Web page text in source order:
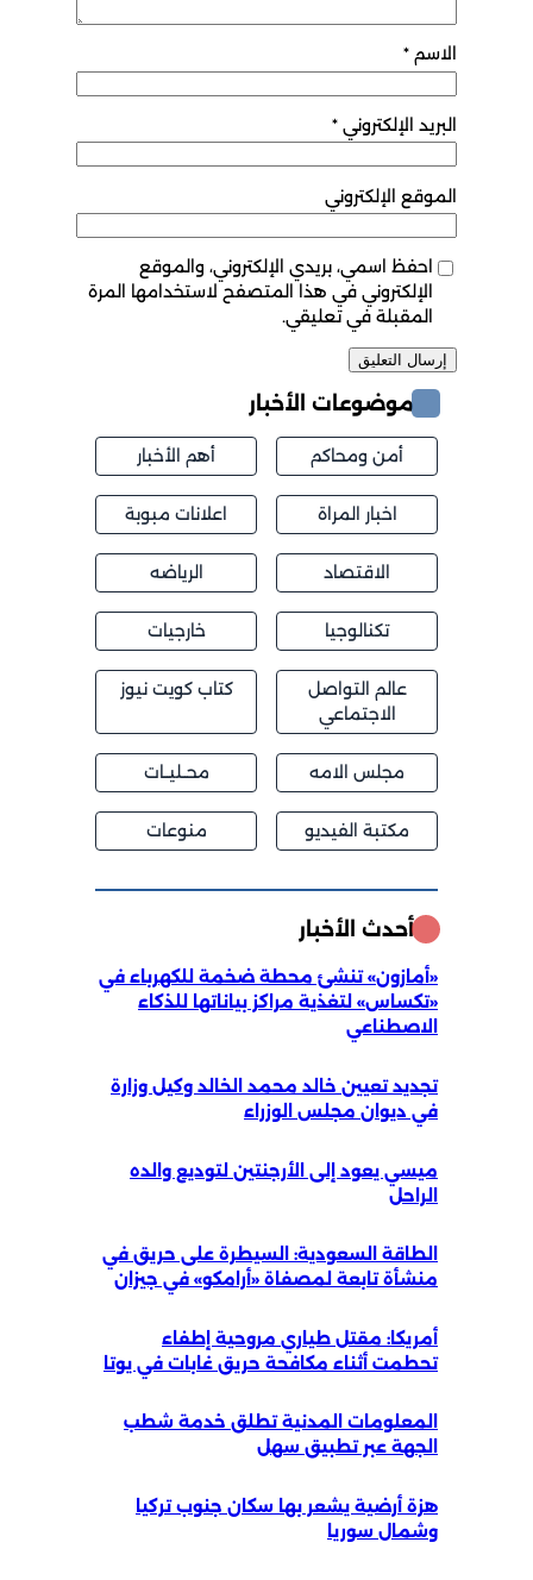
الاسم*
البريد الإلكتروني *
الموقع الإلكتروني
احفظ اسمي، بريدي الإلكتروني، والموقع
الإلكتروني في هذا المتصفح لاستخدامها المرة
المقبلة في تعليقي.
موضوعات الأخبار
أمن ومحاكم أهم الأخبار
اخبار المراة اعلانات مبوبة
الاقتصاد الرياضه
تكنالوجيا خارجيات
عالم التواصل
الاجتماعي
كتاب كويت نيوز
مجلس الامه محــليــات
مكتبة الفيديو منوعات
أحدث الأخبار
«أمازون» تنشئ محطة ضخمة للكهرباء في
«تكساس» لتغذية مراكز بياناتها للذكاء
الاصطناعي
تجديد تعيين خالد محمد الخالد وكيل وزارة
في ديوان مجلس الوزراء
ميسي يعود إلى الأرجنتين لتوديع والده
الراحل
الطاقة السعودية: السيطرة على حريق في
منشأة تابعة لمصفاة «أرامكو» في جيزان
أمريكا: مقتل طياري مروحية إطفاء
تحطمت أثناء مكافحة حريق غابات في يوتا
المعلومات المدنية تطلق خدمة شطب
الجهة عبر تطبيق سهل
هزة أرضية يشعر بها سكان جنوب تركيا
وشمال سوريا